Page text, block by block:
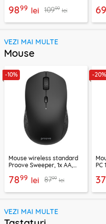
9899 lei 10999 lei
VEZI MAI MULTE
Mouse
-10%
Mouse wireless standard
Proove Sweeper, 1x AA,
7899 lei 8799 lei
-20%
PC
37
VEZI MAI MULTE